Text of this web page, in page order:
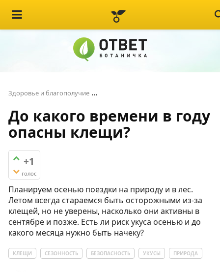
Здоровье и благополучие
До какого времени в году
опасны клещи?
+1
голос
Планируем осенью поездки на природу и в лес.
Летом всегда стараемся быть осторожными из-за
клещей, но не уверены, насколько они активны в
сентябре и позже. Есть ли риск укуса осенью и до
какого месяца нужно быть начеку?
КЛЕЩИ СЕЗОННОСТЬ БЕЗОПАСНОСТЬ УКУСЫ ПРИРОДА